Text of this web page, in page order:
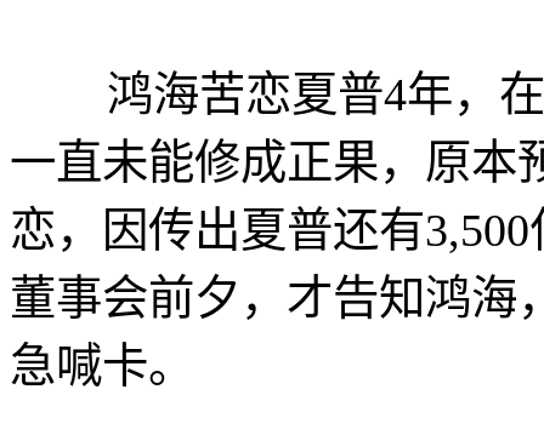
鸿海苦恋夏普4年，在
一直未能修成正果，原本
恋，因传出夏普还有
董事会前夕，才告知鸿海
急喊卡。